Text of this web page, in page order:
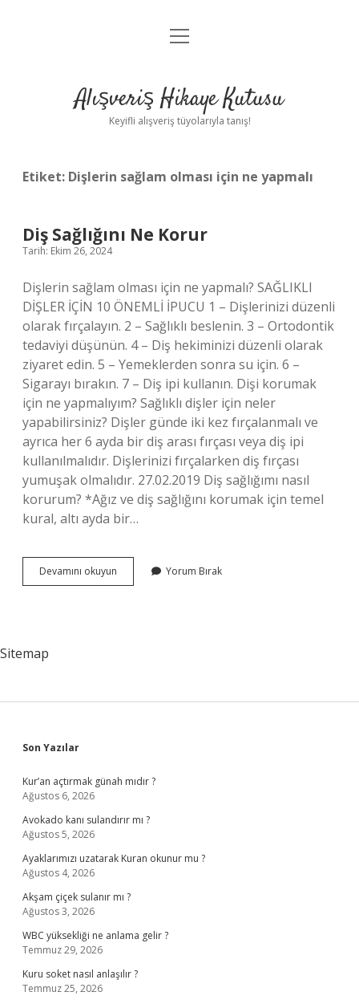
Anasayfa
Yasal Uyarı
menüyü
Alışveriş Hikaye Kutusu
Keyifli alışveriş tüyolarıyla tanış!
Etiket: Dişlerin sağlam olması için ne yapmalı
Diş Sağlığını Ne Korur
Tarih: Ekim 26, 2024
Dişlerin sağlam olması için ne yapmalı? SAĞLIKLI
DİŞLER İÇİN 10 ÖNEMLİ İPUCU 1 – Dişlerinizi düzenli
olarak fırçalayın. 2 – Sağlıklı beslenin. 3 – Ortodontik
tedaviyi düşünün. 4 – Diş hekiminizi düzenli olarak
ziyaret edin. 5 – Yemeklerden sonra su için. 6 –
Sigarayı bırakın. 7 – Diş ipi kullanın. Dişi korumak
için ne yapmalıyım? Sağlıklı dişler için neler
yapabilirsiniz? Dişler günde iki kez fırçalanmalı ve
ayrıca her 6 ayda bir diş arası fırçası veya diş ipi
kullanılmalıdır. Dişlerinizi fırçalarken diş fırçası
yumuşak olmalıdır. 27.02.2019 Diş sağlığımı nasıl
korurum? *Ağız ve diş sağlığını korumak için temel
kural, altı ayda bir…
Devamını okuyun
Sağlığını
Yorum Bırak
Sitemap
Sidebar
Son Yazılar
Kur’an açtırmak günah mıdır ?
Ağustos 6, 2026
Avokado kanı sulandırır mı ?
Ağustos 5, 2026
Ayaklarımızı uzatarak Kuran okunur mu ?
Ağustos 4, 2026
Akşam çiçek sulanır mı ?
Ağustos 3, 2026
WBC yüksekliği ne anlama gelir ?
Temmuz 29, 2026
Kuru soket nasıl anlaşılır ?
Temmuz 25, 2026